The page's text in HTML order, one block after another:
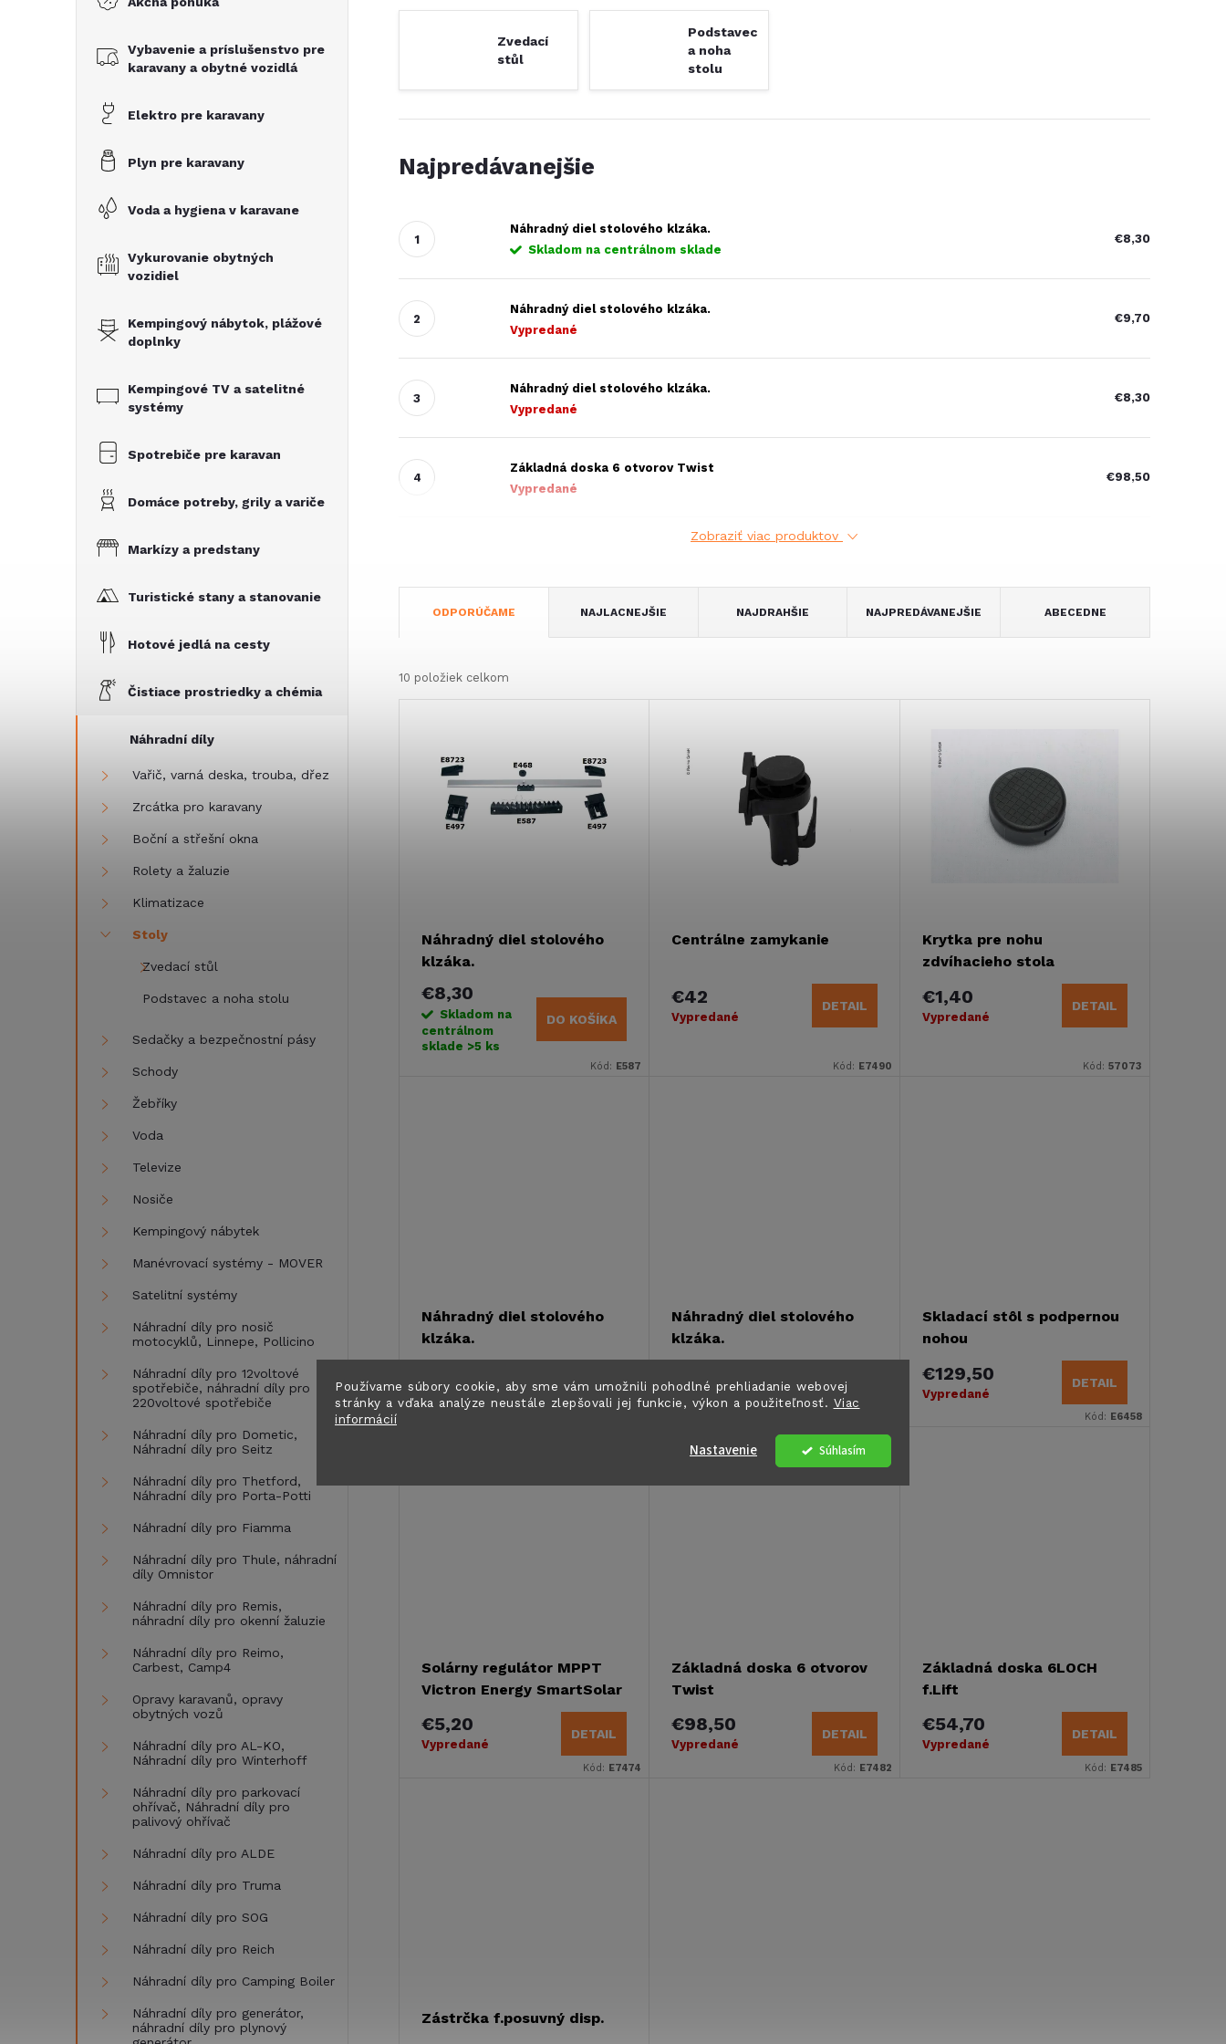
Používame súbory cookie, aby sme vám umožnili pohodlné prehliadanie webovej
stránky a vďaka analýze neustále zlepšovali jej funkcie, výkon a použiteľnosť. Viac
informácií
Súhlasím
Nastavenie
Vybavenie a príslušenstvo pre
karavany a obytné vozidlá
Elektro pre karavany
Plyn pre karavany
Voda a hygiena v karavane
Vykurovanie obytných
vozidiel
Kempingový nábytok, plážové
doplnky
Kempingové TV a satelitné
systémy
Spotrebiče pre karavan
Domáce potreby, grily a variče
Markízy a predstany
Turistické stany a stanovanie
Hotové jedlá na cesty
Čistiace prostriedky a chémia
Náhradní díly
Vařič, varná deska, trouba, dřez
Zrcátka pro karavany
Boční a střešní okna
Rolety a žaluzie
Klimatizace
Stoly
Zvedací stůl
Podstavec a noha stolu
Sedačky a bezpečnostní pásy
Schody
Žebříky
Voda
Televize
Nosiče
Kempingový nábytek
Manévrovací systémy - MOVER
Satelitní systémy
Náhradní díly pro nosič
motocyklů, Linnepe, Pollicino
Náhradní díly pro 12voltové
spotřebiče, náhradní díly pro
220voltové spotřebiče
Náhradní díly pro Dometic,
Náhradní díly pro Seitz
Náhradní díly pro Thetford,
Náhradní díly pro Porta-Potti
Náhradní díly pro Fiamma
Náhradní díly pro Thule, náhradní
díly Omnistor
Náhradní díly pro Remis,
náhradní díly pro okenní žaluzie
Náhradní díly pro Reimo,
Carbest, Camp4
Opravy karavanů, opravy
obytných vozů
Náhradní díly pro AL-KO,
Náhradní díly pro Winterhoff
Náhradní díly pro parkovací
ohřívač, Náhradní díly pro
palivový ohřívač
Náhradní díly pro ALDE
Náhradní díly pro Truma
Náhradní díly pro SOG
Náhradní díly pro Reich
Náhradní díly pro Camping Boiler
Náhradní díly pro generátor,
náhradní díly pro plynový
Zvedací
stůl
Podstavec
a noha
stolu
Najpredávanejšie
Náhradný diel stolového klzáka.
Skladom na centrálnom sklade
€8,30
Náhradný diel stolového klzáka.
Vypredané
€9,70
Náhradný diel stolového klzáka.
Vypredané
€8,30
Základná doska 6 otvorov Twist
Vypredané
€98,50
Zobraziť viac produktov
d
ODPORÚČAME NAJLACNEJŠIE NAJDRAHŠIE NAJPREDÁVANEJŠIE ABECEDNE
10 položiek celkom
Náhradný diel stolového
klzáka.
€8,30
Skladom na
centrálnom
sklade >5 ks
DO KOŠÍKA
Kód: E587
Centrálne zamykanie
€42
Vypredané
DETAIL
Kód: E7490
Krytka pre nohu
zdvíhacieho stola
€1,40
Vypredané
DETAIL
Kód: 57073
Náhradný diel stolového
klzáka.
Vypredané
DETAIL
Náhradný diel stolového
klzáka.
Vypredané
DETAIL
Skladací stôl s podpernou
nohou
€129,50
Vypredané
DETAIL
Kód: E6458
Solárny regulátor MPPT
Victron Energy SmartSolar
€5,20
Vypredané
DETAIL
Kód: E7474
Základná doska 6 otvorov
Twist
€98,50
Vypredané
DETAIL
Kód: E7482
Základná doska 6LOCH
f.Lift
€54,70
Vypredané
DETAIL
Kód: E7485
Zástrčka f.posuvný disp.